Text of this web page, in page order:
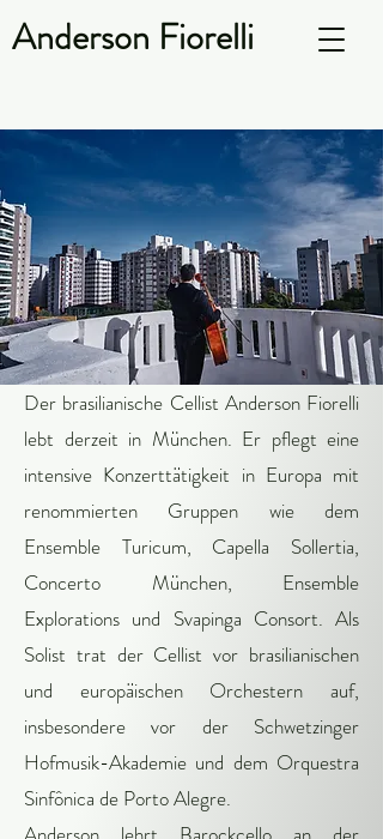
Anderson Fiorelli
Der brasilianische Cellist Anderson Fiorelli
lebt derzeit in München. Er pflegt eine
intensive Konzerttätigkeit in Europa mit
renommierten Gruppen wie dem
Ensemble Turicum, Capella Sollertia,
Concerto München, Ensemble
Explorations und Svapinga Consort. Als
Solist trat der Cellist vor brasilianischen
und europäischen Orchestern auf,
insbesondere vor der Schwetzinger
Hofmusik-Akademie und dem Orquestra
Sinfônica de Porto Alegre.